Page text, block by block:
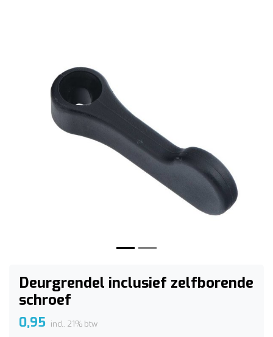
Deurgrendel inclusief zelfborende
schroef
0,95 incl. 21% btw